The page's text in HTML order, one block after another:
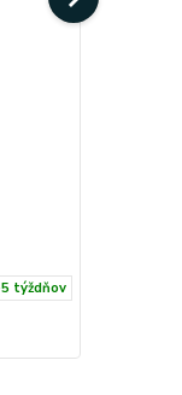
týždňov